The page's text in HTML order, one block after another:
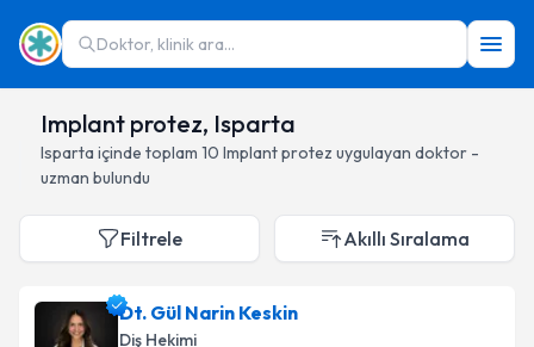
Doktor, klinik ara...
Implant protez, Isparta
Isparta içinde toplam 10 Implant protez uygulayan doktor -
uzman bulundu
Filtrele Akıllı Sıralama
Dt. Gül Narin Keskin
Diş Hekimi